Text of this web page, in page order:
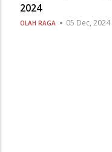
2024
OLAH RAGA 05 Dec, 2024